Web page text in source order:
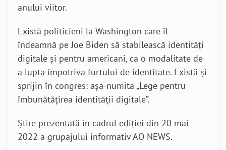
anului viitor.
Există politicieni la Washington care îl
îndeamnă pe Joe Biden să stabilească identități
digitale și pentru americani, ca o modalitate de
a lupta împotriva furtului de identitate. Există și
sprijin în congres: așa-numita „Lege pentru
îmbunătățirea identității digitale”.
Știre prezentată în cadrul ediției din 20 mai
2022 a grupajului informativ AO NEWS.